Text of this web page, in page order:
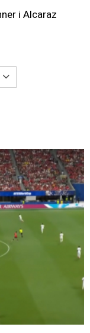
i Alcaraz